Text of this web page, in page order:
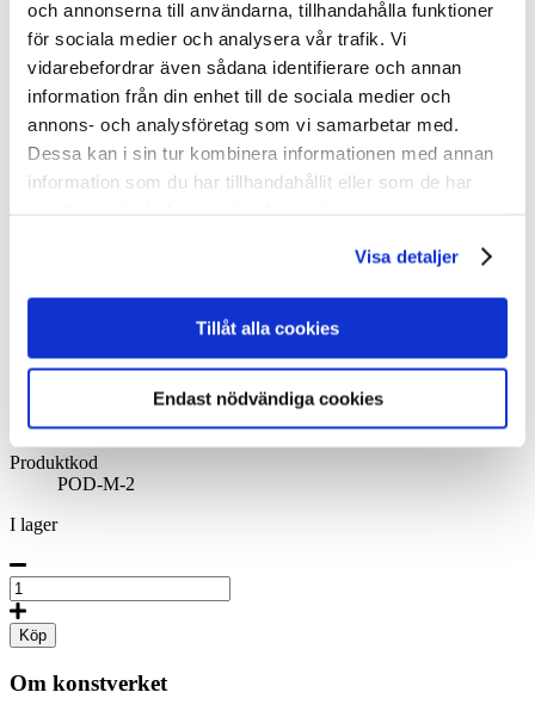
och annonserna till användarna, tillhandahålla funktioner
för sociala medier och analysera vår trafik. Vi
vidarebefordrar även sådana identifierare och annan
information från din enhet till de sociala medier och
annons- och analysföretag som vi samarbetar med.
Dessa kan i sin tur kombinera informationen med annan
information som du har tillhandahållit eller som de har
Visa detaljer
Tillåt alla cookies
Endast nödvändiga cookies
Klicka för att se fler bilder
Affischer – Vintage: Mellanstora – 50x70
cm
42,50
Hanko-Hangö Seaside Resort
Okänd
Ursprungligen publicerad
Produktkod
POD-M-2
I lager
Hanko-
Hangö
Seaside
Resort,
Poster
50
Köp
Om konstverket